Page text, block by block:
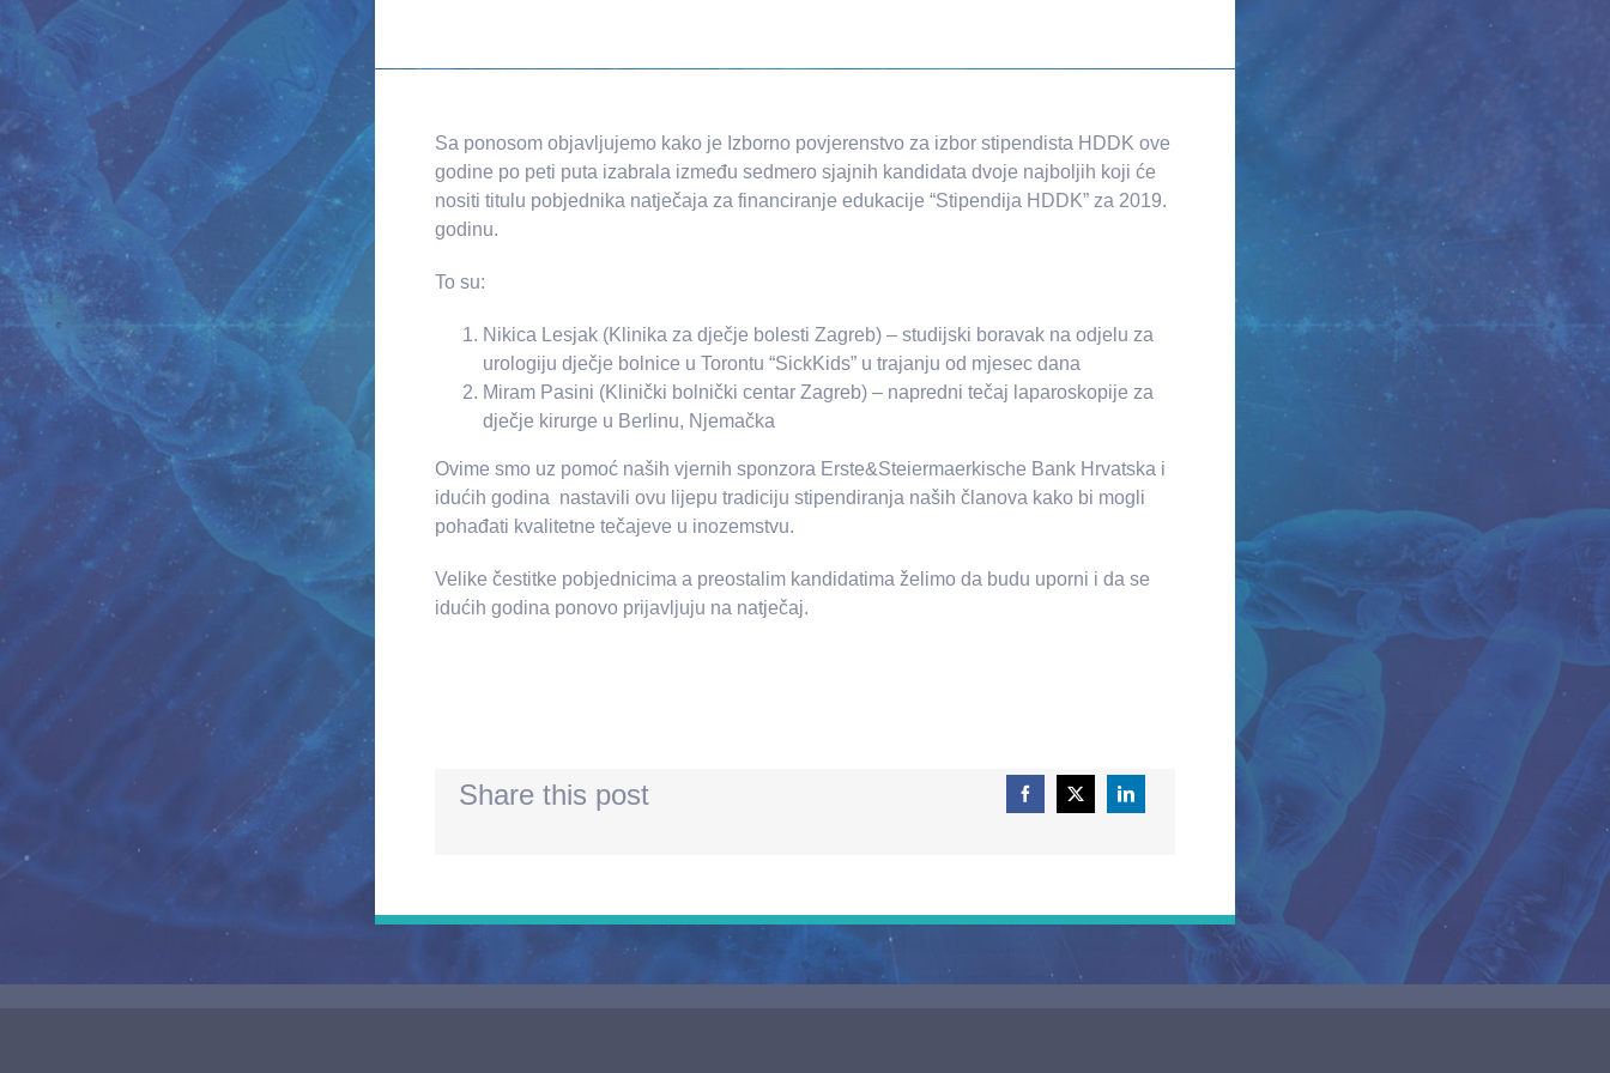
Sa ponosom objavljujemo kako je Izborno povjerenstvo za izbor stipendista HDDK ove
godine po peti puta izabrala između sedmero sjajnih kandidata dvoje najboljih koji će
nositi titulu pobjednika natječaja za financiranje edukacije “Stipendija HDDK” za 2019.
godinu.
To su:
Nikica Lesjak (Klinika za dječje bolesti Zagreb) – studijski boravak na odjelu za
urologiju dječje bolnice u Torontu “SickKids” u trajanju od mjesec dana
Miram Pasini (Klinički bolnički centar Zagreb) – napredni tečaj laparoskopije za
dječje kirurge u Berlinu, Njemačka
Ovime smo uz pomoć naših vjernih sponzora Erste&Steiermaerkische Bank Hrvatska i
idućih godina nastavili ovu lijepu tradiciju stipendiranja naših članova kako bi mogli
pohađati kvalitetne tečajeve u inozemstvu.
Velike čestitke pobjednicima a preostalim kandidatima želimo da budu uporni i da se
idućih godina ponovo prijavljuju na natječaj.
Share this post